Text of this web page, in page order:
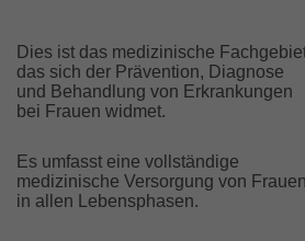
Dies ist das medizinische
das sich der Prävention, Diagnose
und Behandlung von Erkrankungen
bei Frauen widmet.
Es umfasst eine vollständige
medizinische Versorgung von Frauen
in allen Lebensphasen.